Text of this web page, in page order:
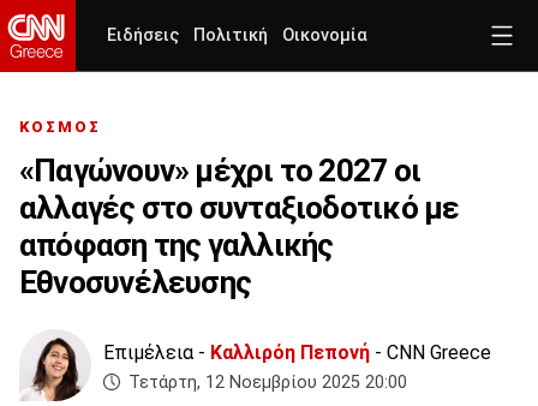
Ειδήσεις Πολιτική Οικονομία
ΚΟΣΜΟΣ
«Παγώνουν» μέχρι το 2027 οι
αλλαγές στο συνταξιοδοτικό με
απόφαση της γαλλικής
Εθνοσυνέλευσης
Επιμέλεια - Καλλιρόη Πεπονή - CNN Greece
Τετάρτη, 12 Νοεμβρίου 2025 20:00